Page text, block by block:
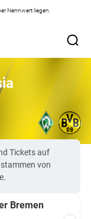
Nennwert liegen.
Tickets auf
von
Bremen